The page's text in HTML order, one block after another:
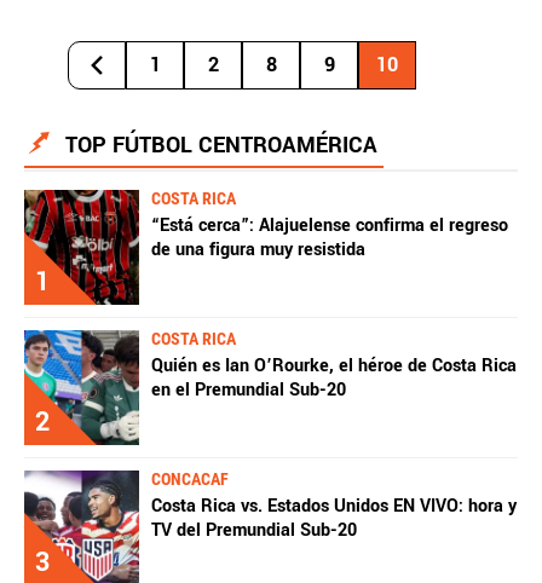
1 2 8 9 10
TOP FÚTBOL CENTROAMÉRICA
1
COSTA RICA
“Está cerca”: Alajuelense confirma el regreso
de una figura muy resistida
2
COSTA RICA
Quién es Ian O’Rourke, el héroe de Costa Rica
en el Premundial Sub-20
3
CONCACAF
Costa Rica vs. Estados Unidos EN VIVO: hora y
TV del Premundial Sub-20